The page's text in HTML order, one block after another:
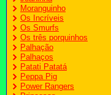
Moranguinho
Os Incríveis
Os Smurfs
Os três porquinhos
Palhação
Palhaços
Patati Patatá
Peppa Pig
Power Rangers